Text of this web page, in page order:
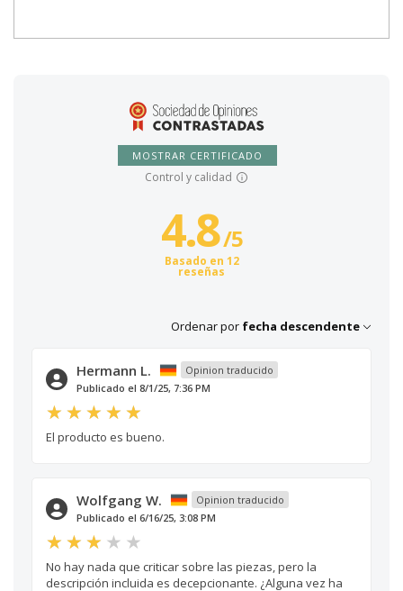
MOSTRAR CERTIFICADO
Control y calidad
4.8/5
Basado en 12
reseñas
Ordenar por fecha descendente
Hermann L.
Opinion traducido
Publicado el 8/1/25, 7:36 PM
El producto es bueno.
Wolfgang W.
Opinion traducido
Publicado el 6/16/25, 3:08 PM
No hay nada que criticar sobre las piezas, pero la
descripción incluida es decepcionante. ¿Alguna vez ha